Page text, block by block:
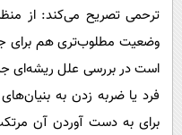
ترحمی تصریح می‌کند: از
وضعیت مطلوب‌تری هم برای
است در بررسی علل ریشه‌ای
فرد یا ضربه زدن به
برای به دست آوردن آن